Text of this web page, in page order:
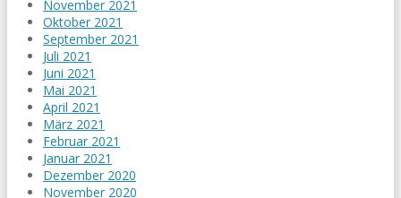
November 2021
Oktober 2021
September 2021
Juli 2021
Juni 2021
Mai 2021
April 2021
März 2021
Februar 2021
Januar 2021
Dezember 2020
November 2020